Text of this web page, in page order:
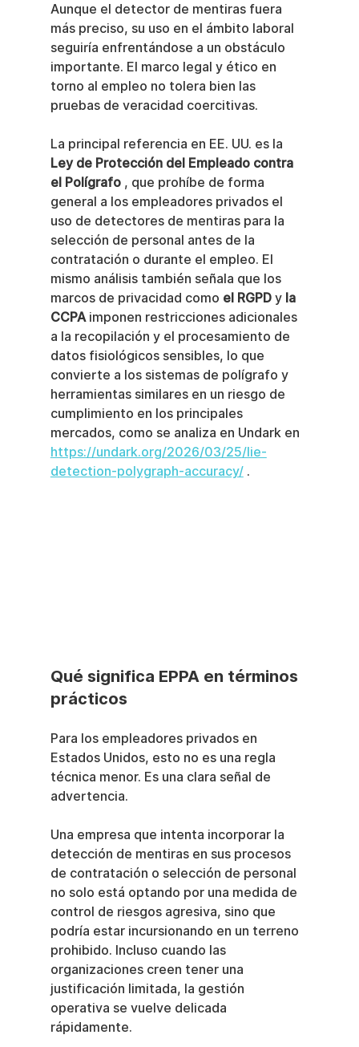
Aunque el detector de mentiras fuera
más preciso, su uso en el ámbito laboral
seguiría enfrentándose a un obstáculo
importante. El marco legal y ético en
torno al empleo no tolera bien las
pruebas de veracidad coercitivas.
La principal referencia en EE. UU. es la
Ley de Protección del Empleado contra
el Polígrafo , que prohíbe de forma
general a los empleadores privados el
uso de detectores de mentiras para la
selección de personal antes de la
contratación o durante el empleo. El
mismo análisis también señala que los
marcos de privacidad como el RGPD y la
CCPA imponen restricciones adicionales
a la recopilación y el procesamiento de
datos fisiológicos sensibles, lo que
convierte a los sistemas de polígrafo y
herramientas similares en un riesgo de
cumplimiento en los principales
mercados, como se analiza en Undark en
https://undark.org/2026/03/25/lie-
detection-polygraph-accuracy/ .
Qué significa EPPA en términos
prácticos
Para los empleadores privados en
Estados Unidos, esto no es una regla
técnica menor. Es una clara señal de
advertencia.
Una empresa que intenta incorporar la
detección de mentiras en sus procesos
de contratación o selección de personal
no solo está optando por una medida de
control de riesgos agresiva, sino que
podría estar incursionando en un terreno
prohibido. Incluso cuando las
organizaciones creen tener una
justificación limitada, la gestión
operativa se vuelve delicada
rápidamente.